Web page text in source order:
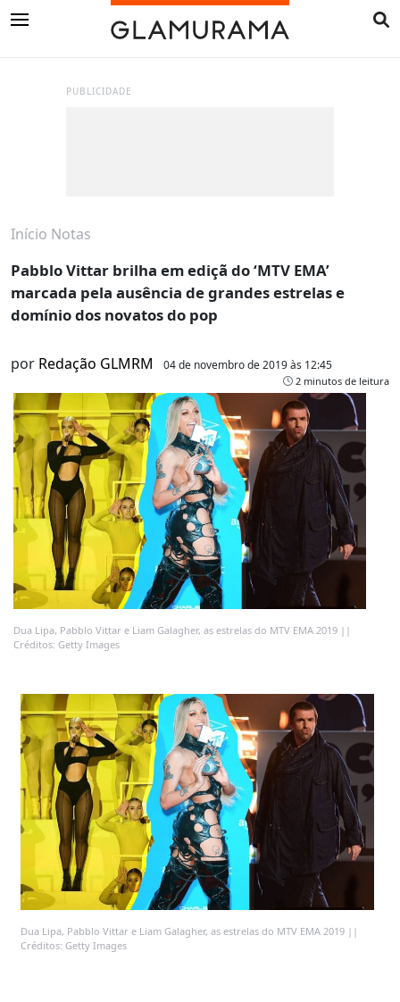
PUBLICIDADE
Início Notas
Pabblo Vittar brilha em ediçã do ‘MTV EMA’
marcada pela ausência de grandes estrelas e
domínio dos novatos do pop
por Redação GLMRM 04 de novembro de 2019 às 12:45
2 minutos de leitura
Dua Lipa, Pabblo Vittar e Liam Galagher, as estrelas do MTV EMA 2019 ||
Créditos: Getty Images
Dua Lipa, Pabblo Vittar e Liam Galagher, as estrelas do MTV EMA 2019 ||
Créditos: Getty Images